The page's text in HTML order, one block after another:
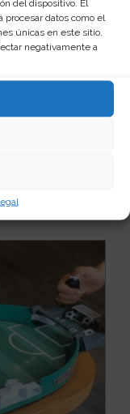
del dispositivo. El
datos como el
únicas en este sitio.
negativamente a
sobre el
corriendo,